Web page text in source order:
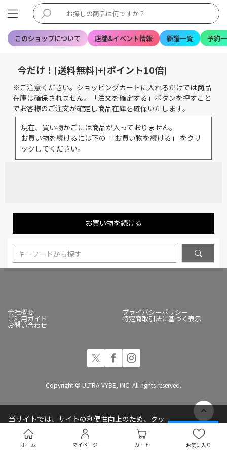
このショップについて 店舗&イベント情報 新譜一覧 予約
ホーム マイページ カート お気に入り
今だけ！[送料無料]+[ポイント10倍]
※ご注意ください。ショッピングカートに入れるだけでは商品
在庫は確保されません。「注文を確定する」ボタンを押すこと
でお客様のご注文が確定し商品在庫を確保いたします。
現在、買い物かごには商品が入っておりません。
お買い物を続けるには下の 「お買い物を続ける」 をクリ
ックしてください。
お買い物を続ける
キーワードから探す
会社概要 プライバシーポリシー
ご利用ガイド 特定商取引法に基づく表示
お問い合わせ
Copyright © ULTRA-VYBE, INC. All rights reserved.
当サイトでは、サイトの利便性向上のため、クッ
キー(Cookie)を使用しています
プライバシーポリシー
承諾する